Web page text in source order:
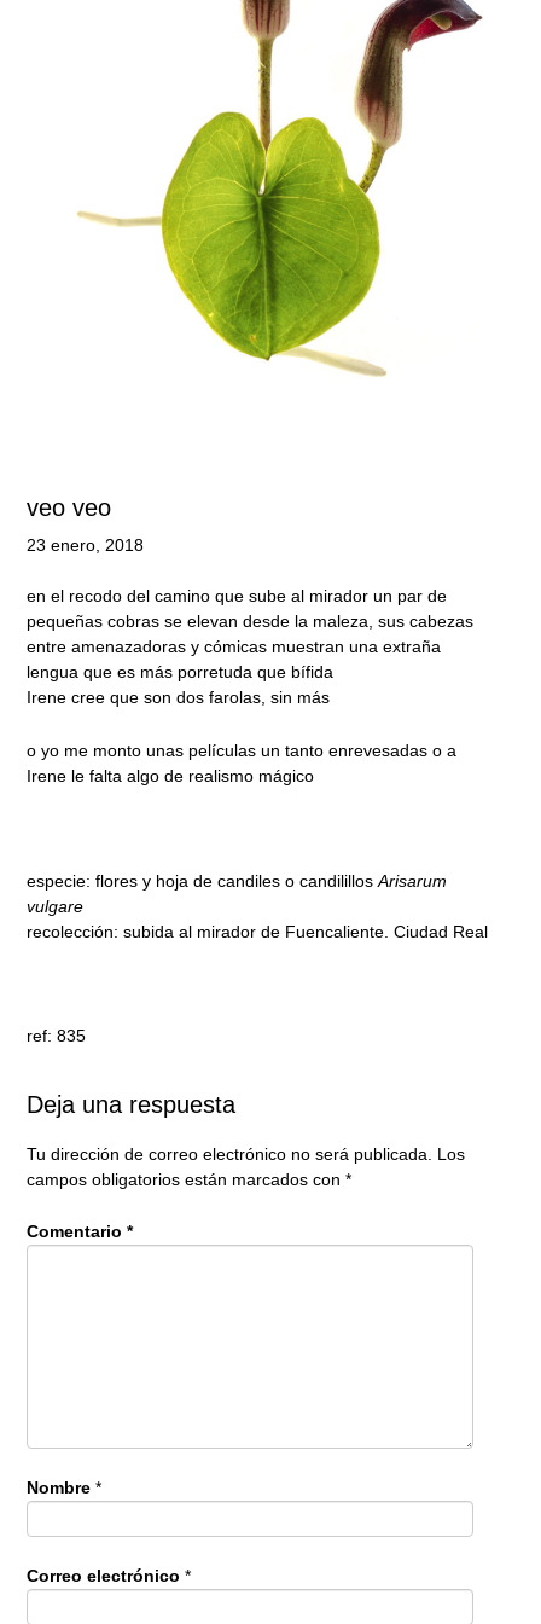
veo veo
23 enero, 2018
en el recodo del camino que sube al mirador un par de
pequeñas cobras se elevan desde la maleza, sus cabezas
entre amenazadoras y cómicas muestran una extraña
lengua que es más porretuda que bífida
Irene cree que son dos farolas, sin más
o yo me monto unas películas un tanto enrevesadas o a
Irene le falta algo de realismo mágico
especie: flores y hoja de candiles o candilillos Arisarum
vulgare
recolección: subida al mirador de Fuencaliente. Ciudad Real
ref: 835
Deja una respuesta
Tu dirección de correo electrónico no será publicada.
Los
campos obligatorios están marcados con *
Comentario *
Nombre *
Correo electrónico *